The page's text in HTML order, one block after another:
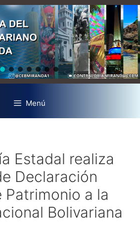
Menú
Estadal realiza
Declaración
Patrimonio a la
Bolivariana